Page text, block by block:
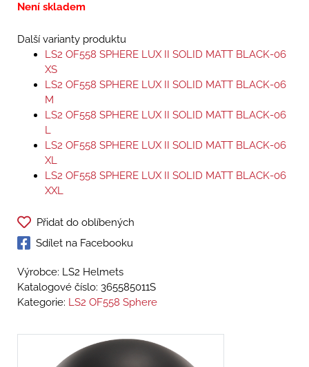
Není skladem
Další varianty produktu
LS2 OF558 SPHERE LUX II SOLID MATT BLACK-06
XS
LS2 OF558 SPHERE LUX II SOLID MATT BLACK-06
M
LS2 OF558 SPHERE LUX II SOLID MATT BLACK-06
L
LS2 OF558 SPHERE LUX II SOLID MATT BLACK-06
XL
LS2 OF558 SPHERE LUX II SOLID MATT BLACK-06
XXL
Přidat do oblíbených
Sdílet na Facebooku
Výrobce: LS2 Helmets
Katalogové číslo: 365585011S
Kategorie: LS2 OF558 Sphere